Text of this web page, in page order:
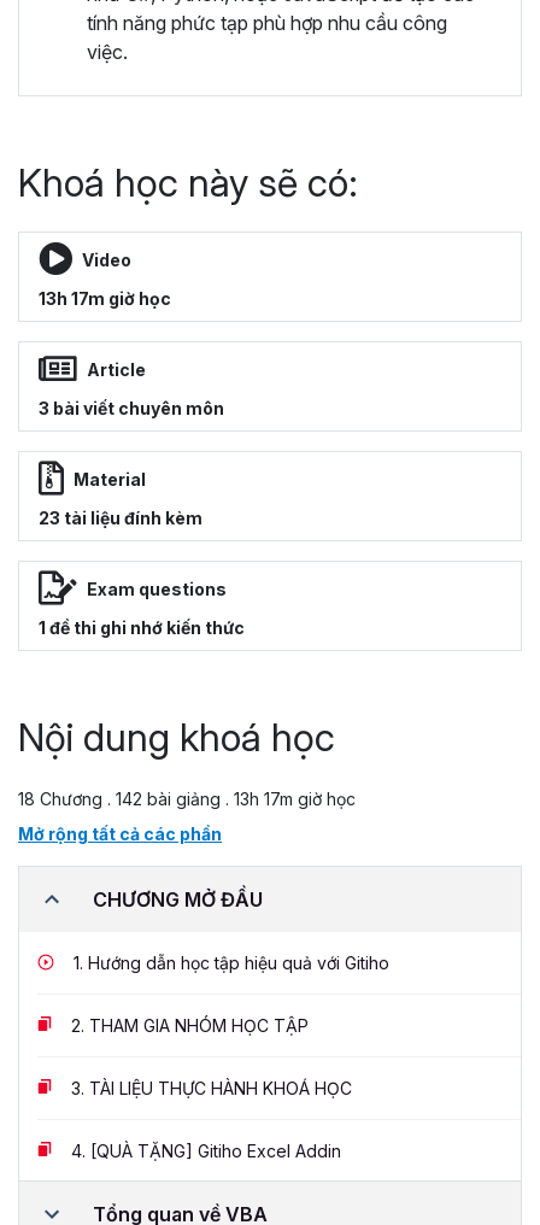
tính năng phức tạp phù hợp nhu cầu công
việc.
Khoá học này sẽ có:
Video
13h 17m giờ học
Article
3 bài viết chuyên môn
Material
23 tài liệu đính kèm
Exam questions
1 đề thi ghi nhớ kiến thức
Nội dung khoá học
18 Chương . 142 bài giảng . 13h 17m giờ học
Mở rộng tất cả các phần
CHƯƠNG MỞ ĐẦU
1. Hướng dẫn học tập hiệu quả với Gitiho
2. THAM GIA NHÓM HỌC TẬP
3. TÀI LIỆU THỰC HÀNH KHOÁ HỌC
4. [QUÀ TẶNG] Gitiho Excel Addin
Tổng quan về VBA